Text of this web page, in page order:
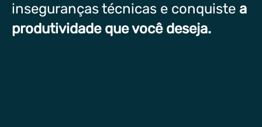
inseguranças técnicas e conquiste a
produtividade que você deseja.